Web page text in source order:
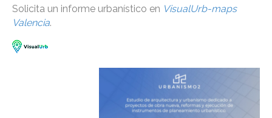
Solicita un informe urbanístico en VisualUrb-maps
Valencia.